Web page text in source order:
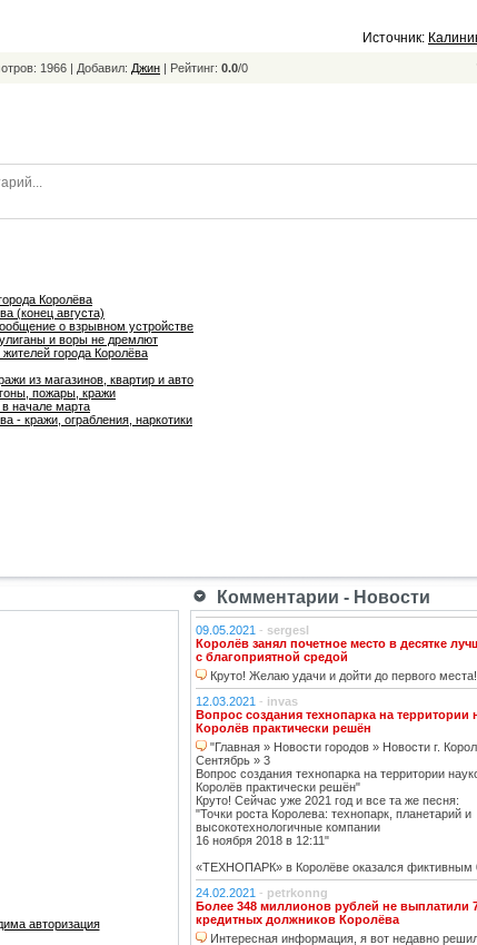
Источник:
1966 | Добавил: Джин | Рейтинг: 0.0/0
Королёва
(конец августа)
о взрывном устройстве
и воры не дремлют
города Королёва
из магазинов, квартир и авто
пожары, кражи
начале марта
- кражи, ограбления, наркотики
Комментарии - Новости
авторизация
09.05.2021 - sergesl
Королёв занял почетное место в десятке
с благоприятной средой
Круто! Желаю удачи и дойти до первого места!
12.03.2021 - invas
Вопрос создания технопарка на территории
Королёв практически решён
"Главная » Новости городов » Новости г.
Сентябрь » 3
Вопрос создания технопарка на территории
Королёв практически решён"
Круто! Сейчас уже 2021 год и все та же песня:
"Точки роста Королева: технопарк, планетарий и
высокотехнологичные компании
16 ноября 2018 в 12:11"
«ТЕХНОПАРК» в Королёве оказался фиктивным
24.02.2021 - petrkonng
Более 348 миллионов рублей не выплатили
кредитных должников Королёва
Интересная информация, я вот недавно